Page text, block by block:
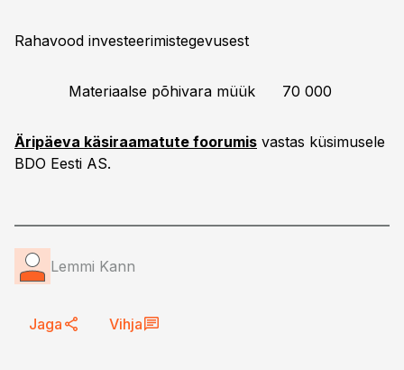
Rahavood investeerimistegevusest
Materiaalse põhivara müük 70 000
Äripäeva käsiraamatute foorumis vastas küsimusele
BDO Eesti AS.
Lemmi Kann
Jaga Vihja